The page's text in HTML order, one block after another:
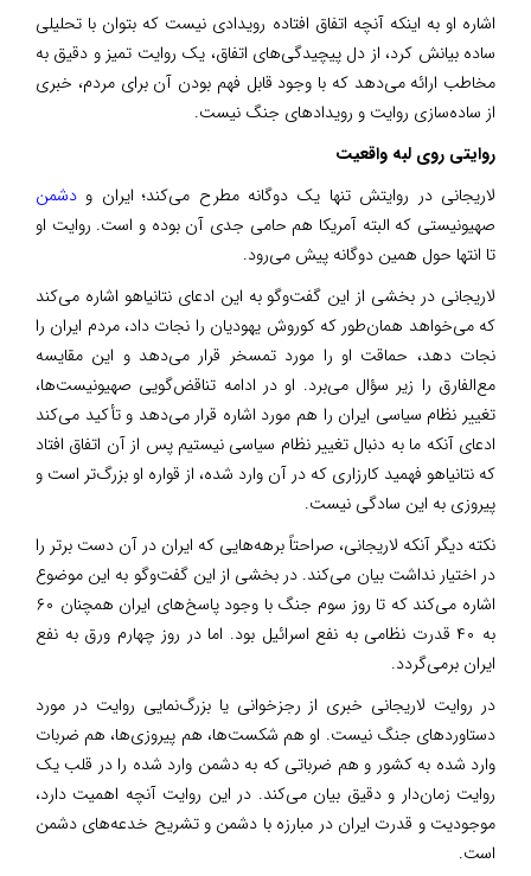
اشاره او به اینکه آنچه اتفاق افتاده رویدادی نیست که بتوان با تحلیلی
ساده بیانش کرد، از دل پیچیدگی‌های اتفاق، یک روایت تمیز و دقیق به
مخاطب ارائه می‌دهد که با وجود قابل فهم بودن آن برای مردم، خبری
از ساده‌سازی روایت و رویدادهای جنگ نیست.
روایتی روی لبه واقعیت
لاریجانی در روایتش تنها یک دوگانه مطرح می‌کند؛ ایران و دشمن
صهیونیستی که البته آمریکا هم حامی جدی آن بوده و است. روایت او
تا انتها حول همین دوگانه پیش می‌رود.
لاریجانی در بخشی از این گفت‌وگو به این ادعای نتانیاهو اشاره می‌کند
که می‌خواهد همان‌طور که کوروش یهودیان را نجات داد، مردم ایران را
نجات دهد، حماقت او را مورد تمسخر قرار می‌دهد و این مقایسه
مع‌الفارق را زیر سؤال می‌برد. او در ادامه تناقض‌گویی صهیونیست‌ها،
تغییر نظام سیاسی ایران را هم مورد اشاره قرار می‌دهد و تأکید می‌کند
ادعای آنکه ما به دنبال تغییر نظام سیاسی نیستیم پس از آن اتفاق افتاد
که نتانیاهو فهمید کارزاری که در آن وارد شده، از قواره او بزرگ‌تر است و
پیروزی به این سادگی نیست.
نکته دیگر آنکه لاریجانی، صراحتاً برهه‌هایی که ایران در آن دست برتر را
در اختیار نداشت بیان می‌کند. در بخشی از این گفت‌وگو به این موضوع
اشاره می‌کند که تا روز سوم جنگ با وجود پاسخ‌های ایران همچنان ۶۰
به ۴۰ قدرت نظامی به نفع اسرائیل بود. اما در روز چهارم ورق به نفع
ایران برمی‌گردد.
در روایت لاریجانی خبری از رجزخوانی یا بزرگ‌نمایی روایت در مورد
دستاوردهای جنگ نیست. او هم شکست‌ها، هم پیروزی‌ها، هم ضربات
وارد شده به کشور و هم ضرباتی که به دشمن وارد شده را در قلب یک
روایت زمان‌دار و دقیق بیان می‌کند. در این روایت آنچه اهمیت دارد،
موجودیت و قدرت ایران در مبارزه با دشمن و تشریح خدعه‌های دشمن
است.